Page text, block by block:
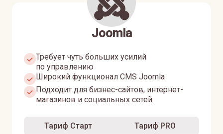
Joomla
Требует чуть больших усилий
по управлению
Широкий функционал CMS Joomla
Подходит для бизнес-сайтов, интернет-
магазинов и социальных сетей
Тариф Старт Тариф PRO